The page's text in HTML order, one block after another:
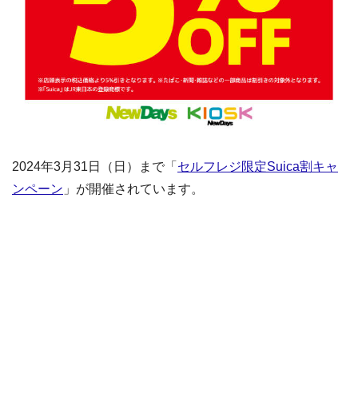
2024年3月31日（日）まで「 セルフレジ限定Suica割キャ
ンペーン 」が開催されています。